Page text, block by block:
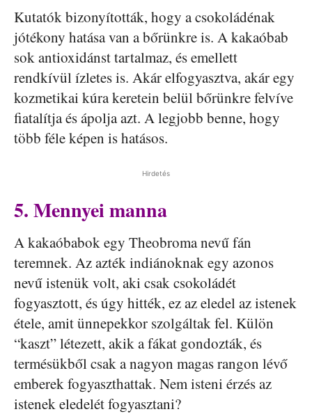
Kutatók bizonyították, hogy a csokoládénak
jótékony hatása van a bőrünkre is. A kakaóbab
sok antioxidánst tartalmaz, és emellett
rendkívül ízletes is. Akár elfogyasztva, akár egy
kozmetikai kúra keretein belül bőrünkre felvíve
fiatalítja és ápolja azt. A legjobb benne, hogy
több féle képen is hatásos.
Hirdetés
5. Mennyei manna
A kakaóbabok egy Theobroma nevű fán
teremnek. Az azték indiánoknak egy azonos
nevű istenük volt, aki csak csokoládét
fogyasztott, és úgy hitték, ez az eledel az istenek
étele, amit ünnepekkor szolgáltak fel. Külön
“kaszt” létezett, akik a fákat gondozták, és
termésükből csak a nagyon magas rangon lévő
emberek fogyaszthattak. Nem isteni érzés az
istenek eledelét fogyasztani?